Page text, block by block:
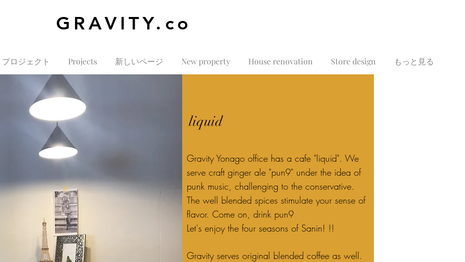
GRAVITY.co
プロジェクト Projects 新しいページ New property House renovation Store design もっと見る
liquid
Gravity Yonago office has a cafe "liquid". We
serve craft ginger ale "pun9" under the idea of
punk music, challenging to the conservative.
The well blended spices stimulate your sense of
flavor. Come on, drink pun9
Let's enjoy the four seasons of Sanin! !!
Gravity serves original blended coffee as well.